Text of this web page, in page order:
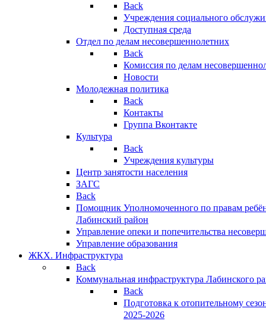
Back
Учреждения социального
Доступная среда
Отдел по делам несовершеннолетних
Back
Комиссия по делам
Новости
Молодежная политика
Back
Контакты
Группа Вконтакте
Культура
Back
Учреждения культуры
Центр занятости населения
ЗАГС
Back
Помощник Уполномоченного по правам
Лабинский район
Управление опеки и попечительства
Управление образования
ЖКХ. Инфраструктура
Back
Коммунальная инфраструктура Лабинского
Back
Подготовка к отопительному
2025-2026